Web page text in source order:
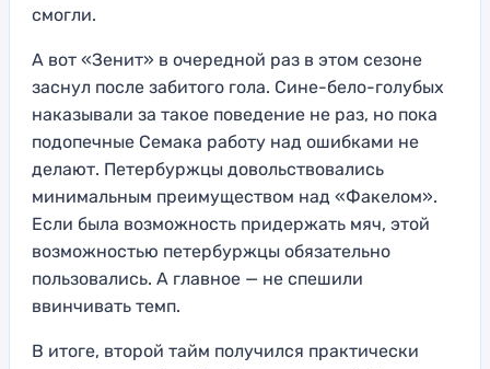
смогли.
А вот «Зенит» в очередной раз в этом сезоне
заснул после забитого гола. Сине-бело-голубых
наказывали за такое поведение не раз, но пока
подопечные Семака работу над ошибками не
делают. Петербуржцы довольствовались
минимальным преимуществом над «Факелом».
Если была возможность придержать мяч, этой
возможностью петербуржцы обязательно
пользовались. А главное — не спешили
ввинчивать темп.
В итоге, второй тайм получился практически